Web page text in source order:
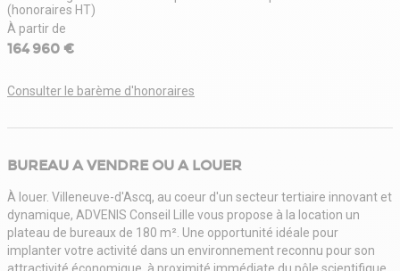
(honoraires HT)
À partir de
164 960 €
Consulter le barème d'honoraires
BUREAU A VENDRE OU A LOUER
À louer. Villeneuve-d'Ascq, au coeur d'un secteur tertiaire innovant et
dynamique, ADVENIS Conseil Lille vous propose à la location un
plateau de bureaux de 180 m². Une opportunité idéale pour
implanter votre activité dans un environnement reconnu pour son
attractivité économique, à proximité immédiate du pôle scientifique,